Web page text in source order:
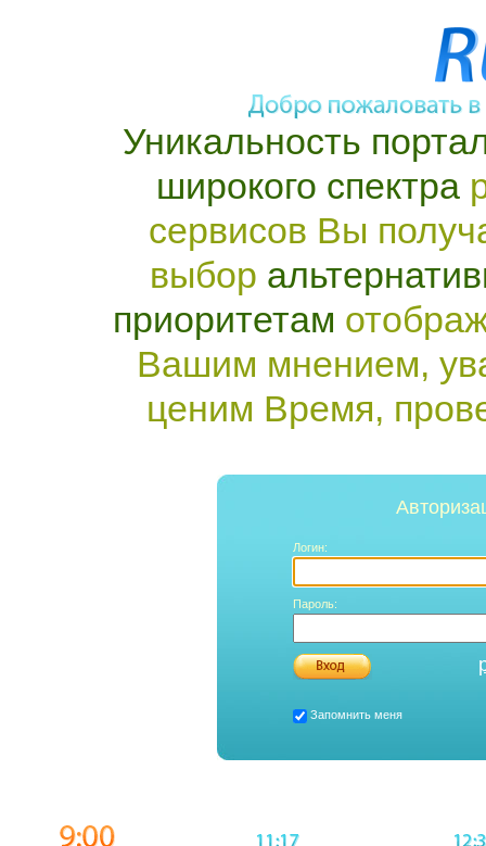
Уникальность
широкого спектра
сервисов Вы
выбор
приоритетам
Вашим мнением,
ценим Время,
Логин:
Пароль:
Запомнить меня